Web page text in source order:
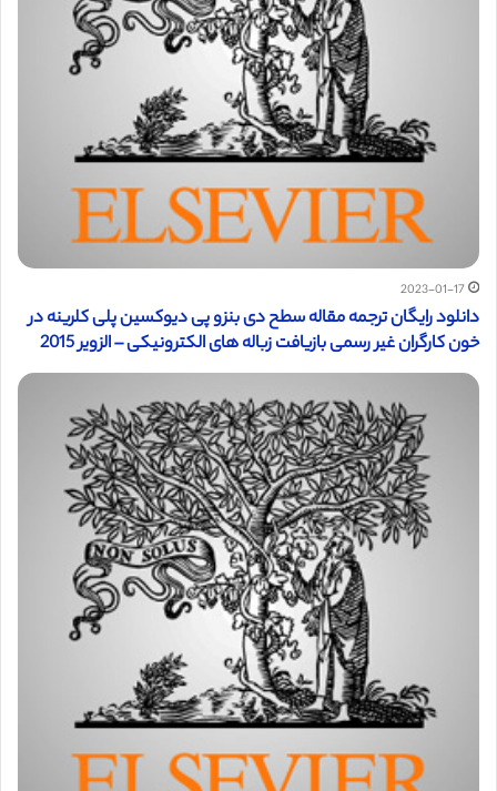
2023-01-17
دانلود رایگان ترجمه مقاله سطح دی بنزو پی دیوکسین پلی کلرینه در
خون کارگران غیر رسمی بازیافت زباله های الکترونیکی – الزویر 2015